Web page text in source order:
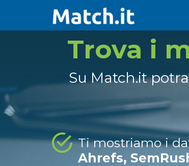
Trova i
Su Match.it
Ti mostriamo i
Ahrefs,